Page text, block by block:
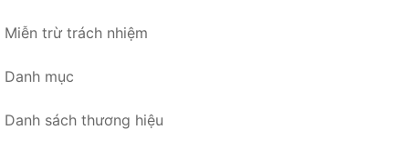
Miễn trừ trách nhiệm
Danh mục
Danh sách thương hiệu